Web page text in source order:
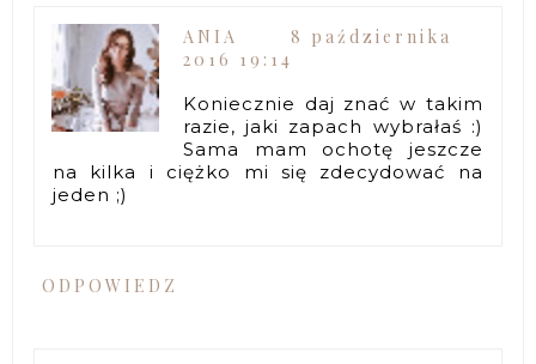
ANIA
8 października
2016 19:14
Koniecznie daj znać w takim
razie, jaki zapach wybrałaś :)
Sama mam ochotę jeszcze
na kilka i ciężko mi się zdecydować na
jeden ;)
ODPOWIEDZ